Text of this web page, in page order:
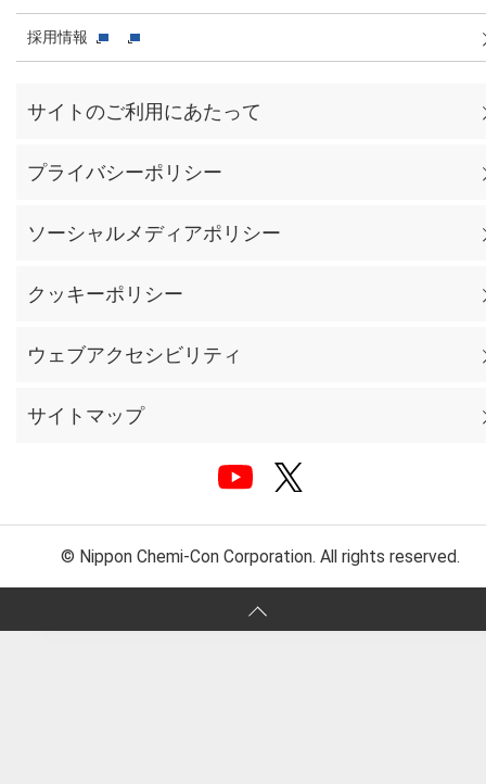
採用情報
サイトのご利用にあたって
プライバシーポリシー
ソーシャルメディアポリシー
クッキーポリシー
ウェブアクセシビリティ
サイトマップ
© Nippon Chemi-Con Corporation. All rights reserved.